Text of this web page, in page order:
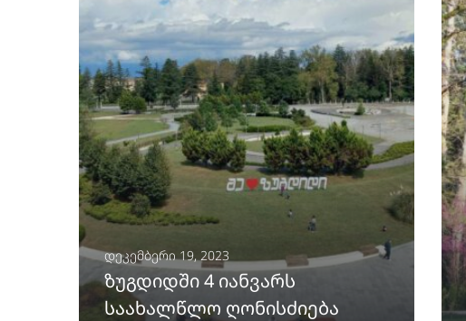
დეკემბერი 19, 2023
ზუგდიდში 4 იანვარს
საახალწლო ღონისძიება